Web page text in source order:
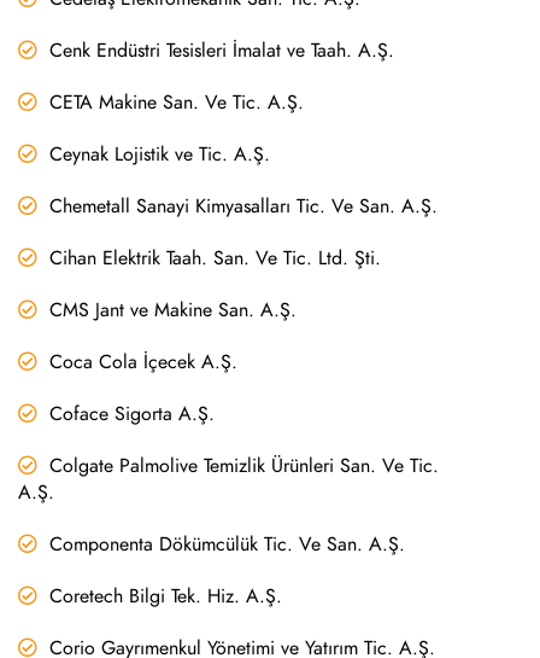
Cenk Endüstri Tesisleri İmalat ve Taah. A.Ş.
CETA Makine San. Ve Tic. A.Ş.
Ceynak Lojistik ve Tic. A.Ş.
Chemetall Sanayi Kimyasalları Tic. Ve San. A.Ş.
Cihan Elektrik Taah. San. Ve Tic. Ltd. Şti.
CMS Jant ve Makine San. A.Ş.
Coca Cola İçecek A.Ş.
Coface Sigorta A.Ş.
Colgate Palmolive Temizlik Ürünleri San. Ve Tic.
A.Ş.
Componenta Dökümcülük Tic. Ve San. A.Ş.
Coretech Bilgi Tek. Hiz. A.Ş.
Corio Gayrımenkul Yönetimi ve Yatırım Tic. A.Ş.